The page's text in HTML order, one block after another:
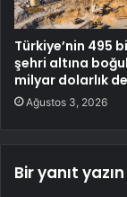
Türkiye’nin 495
şehri altına
milyar dolarlık
Ağustos 3, 2026
Bir yanıt yazın